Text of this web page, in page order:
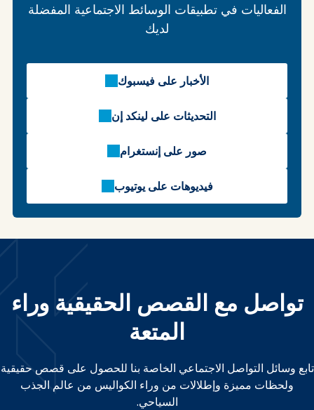
الفعاليات في تطبيقات الوسائط الاجتماعية المفضلة
لديك
الأخبار على فيسبوك
التحديثات على لينكد إن
صور على إنستغرام
فيديوهات على يوتيوب
تواصل مع القصص الحقيقية وراء
المتعة
تابع وسائل التواصل الاجتماعي الخاصة بنا للحصول على قصص حقيقية
ولحظات مميزة وإطلالات من وراء الكواليس من عالم الجذب
السياحي.